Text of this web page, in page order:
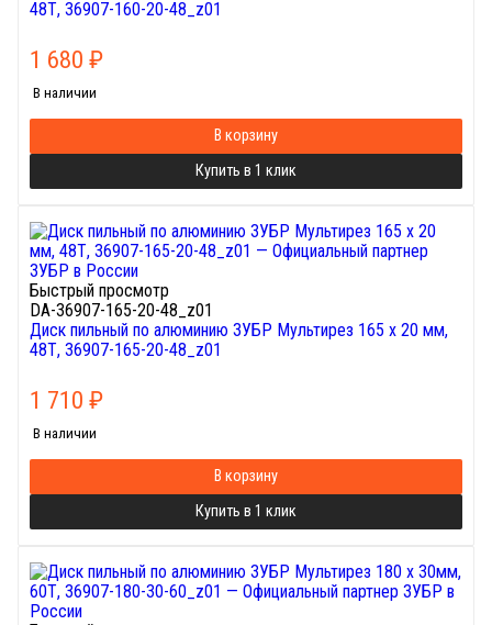
48Т, 36907-160-20-48_z01
1 680 ₽
В наличии
В корзину
Купить в 1 клик
Быстрый просмотр
DA-36907-165-20-48_z01
Диск пильный по алюминию ЗУБР Мультирез 165 х 20 мм,
48Т, 36907-165-20-48_z01
1 710 ₽
В наличии
В корзину
Купить в 1 клик